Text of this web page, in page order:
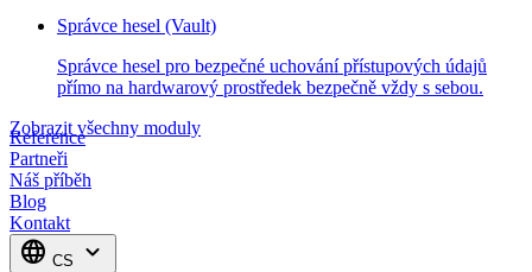
Správce hesel (Vault)
Správce hesel pro bezpečné uchování přístupových údajů
přímo na hardwarový prostředek bezpečně vždy s sebou.
Zobrazit všechny moduly
Reference
Partneři
Náš příběh
Blog
Kontakt
language CS expand_more